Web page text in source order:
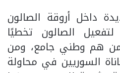
داخل أروقة الصالون
الصالون تخطيًا
هم وطني جامع، ومن
السوريين في محاولة